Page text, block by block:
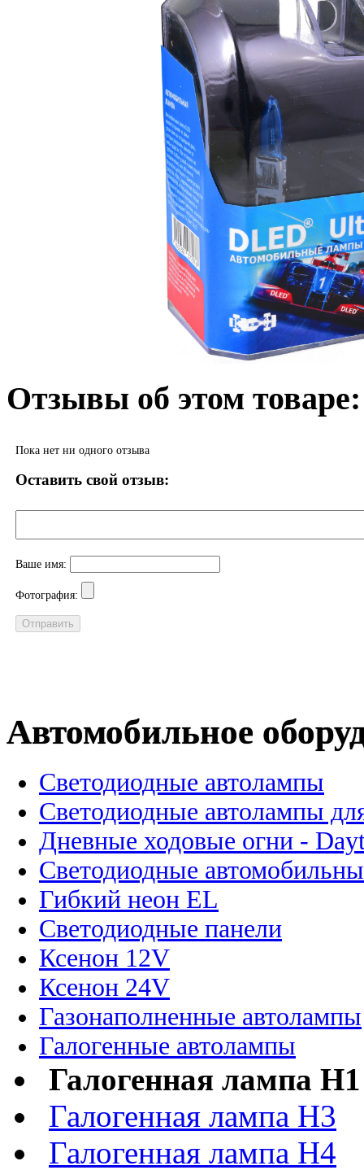
Отзывы об этом товаре:
Пока нет ни одного отзыва
Оставить свой отзыв:
Ваше имя:
Фотография:
Автомобильное
Светодиодные автолампы
Светодиодные автолампы
Дневные ходовые огни -
Светодиодные
Гибкий неон EL
Светодиодные панели
Ксенон 12V
Ксенон 24V
Газонаполненные автолампы
Галогенные автолампы
Галогенная лампа H1
Галогенная лампа H3
Галогенная лампа H4